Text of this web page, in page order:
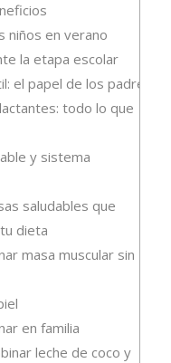
niños en verano
la etapa escolar
el papel de los padres
todo lo que
y sistema
saludables que
dieta
masa muscular sin
en familia
leche de coco y